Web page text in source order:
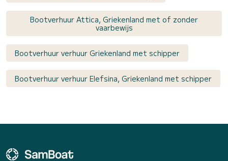
Bootverhuur Attica, Griekenland met of zonder
vaarbewijs
Bootverhuur verhuur Griekenland met schipper
Bootverhuur verhuur Elefsina, Griekenland met schipper